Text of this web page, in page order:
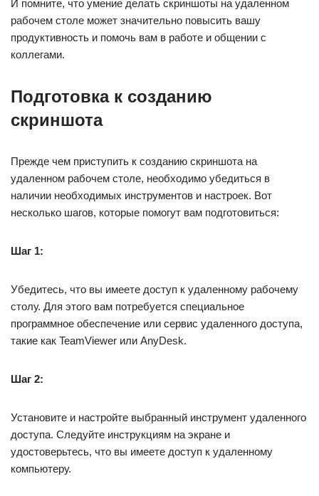
И помните, что умение делать скриншоты на удаленном
рабочем столе может значительно повысить вашу
продуктивность и помочь вам в работе и общении с
коллегами.
Подготовка к созданию
скриншота
Прежде чем приступить к созданию скриншота на
удаленном рабочем столе, необходимо убедиться в
наличии необходимых инструментов и настроек. Вот
несколько шагов, которые помогут вам подготовиться:
Шаг 1:
Убедитесь, что вы имеете доступ к удаленному рабочему
столу. Для этого вам потребуется специальное
программное обеспечение или сервис удаленного доступа,
такие как TeamViewer или AnyDesk.
Шаг 2:
Установите и настройте выбранный инструмент удаленного
доступа. Следуйте инструкциям на экране и
удостоверьтесь, что вы имеете доступ к удаленному
компьютеру.